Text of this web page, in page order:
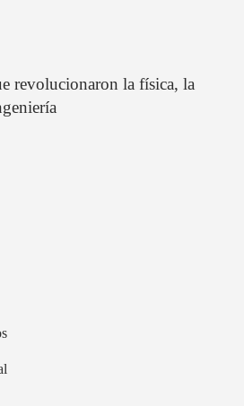
revolucionaron la física, la